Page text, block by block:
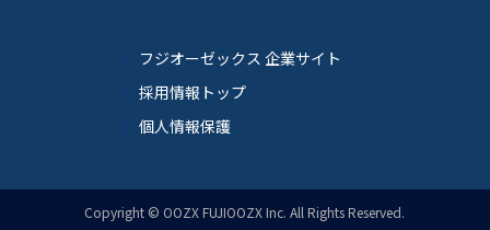
フジオーゼックス 企業サイト
採用情報トップ
個人情報保護
Copyright © OOZX FUJIOOZX Inc. All Rights Reserved.